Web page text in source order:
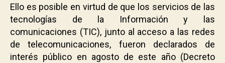
Ello es posible en virtud de que los servicios de las
tecnologías de la Información y las
comunicaciones (TIC), junto al acceso a las redes
de telecomunicaciones, fueron declarados de
interés público en agosto de este año (Decreto